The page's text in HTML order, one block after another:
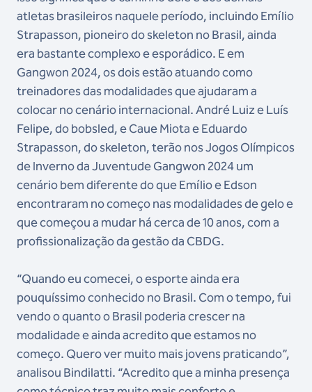
atletas brasileiros naquele período, incluindo Emílio
Strapasson, pioneiro do skeleton no Brasil, ainda
era bastante complexo e esporádico. E em
Gangwon 2024, os dois estão atuando como
treinadores das modalidades que ajudaram a
colocar no cenário internacional. André Luiz e Luís
Felipe, do bobsled, e Caue Miota e Eduardo
Strapasson, do skeleton, terão nos Jogos Olímpicos
de Inverno da Juventude Gangwon 2024 um
cenário bem diferente do que Emílio e Edson
encontraram no começo nas modalidades de gelo e
que começou a mudar há cerca de 10 anos, com a
profissionalização da gestão da CBDG.
“Quando eu comecei, o esporte ainda era
pouquíssimo conhecido no Brasil. Com o tempo, fui
vendo o quanto o Brasil poderia crescer na
modalidade e ainda acredito que estamos no
começo. Quero ver muito mais jovens praticando”,
analisou Bindilatti. “Acredito que a minha presença